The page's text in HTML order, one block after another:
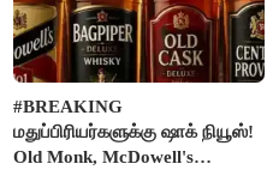
#BREAKING
மதுப்பிரியர்களுக்கு ஷாக் நியூஸ்!
Old Monk, McDowell's